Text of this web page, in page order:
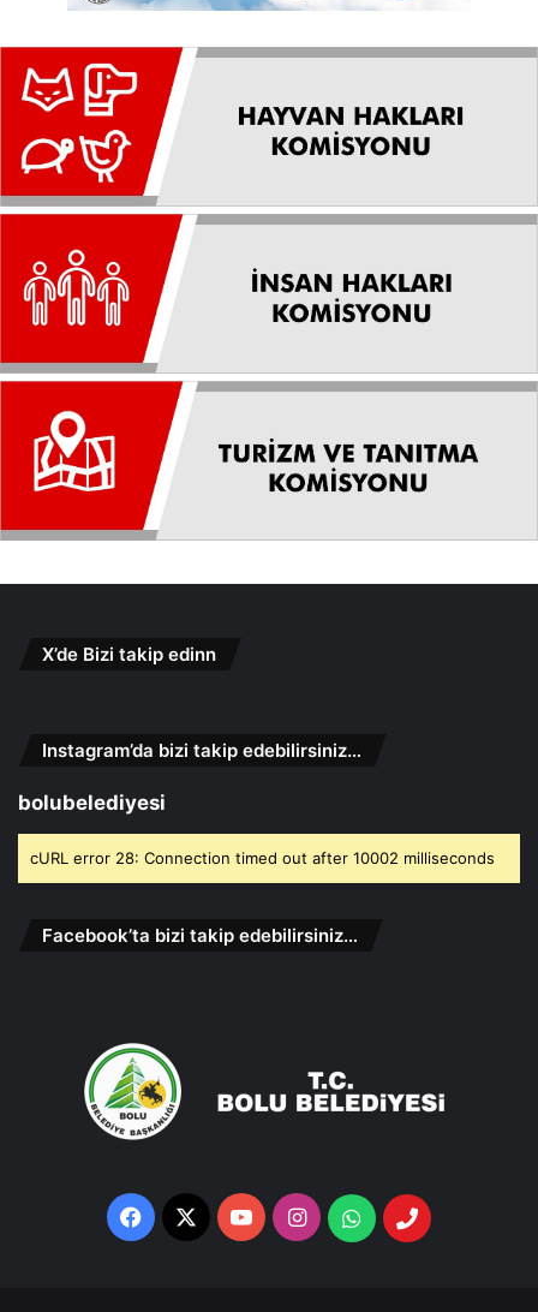
X’de Bizi takip edinn
Instagram’da bizi takip edebilirsiniz…
bolubelediyesi
cURL error 28: Connection timed out after 10002 milliseconds
Facebook’ta bizi takip edebilirsiniz…
Facebook
X YouTubeInstagramWhatsappTelefon